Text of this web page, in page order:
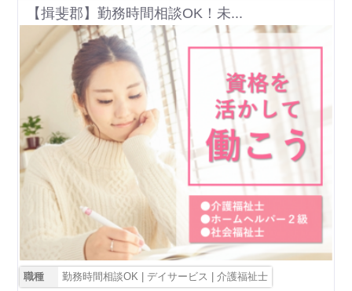
【揖斐郡】勤務時間相談OK！未...
職種 勤務時間相談OK | デイサービス | 介護福祉士